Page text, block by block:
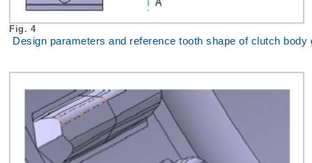
Fig. 4
Design parameters and reference tooth shape of clutch body